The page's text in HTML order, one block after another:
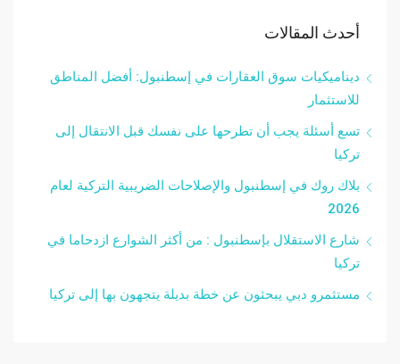
أحدث المقالات
ديناميكيات سوق العقارات في إسطنبول: أفضل المناطق
للاستثمار
تسع أسئلة يجب أن تطرحها على نفسك قبل الانتقال إلى
تركيا
بلاك روك في إسطنبول والإصلاحات الضريبية التركية لعام
2026
شارع الاستقلال بإسطنبول : من أكثر الشوارع ازدحاما في
تركيا
مستثمرو دبي يبحثون عن خطة بديلة يتجهون بها إلى تركيا